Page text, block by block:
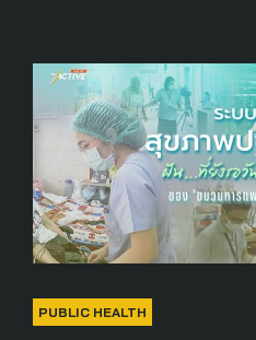
PUBLIC HEALTH